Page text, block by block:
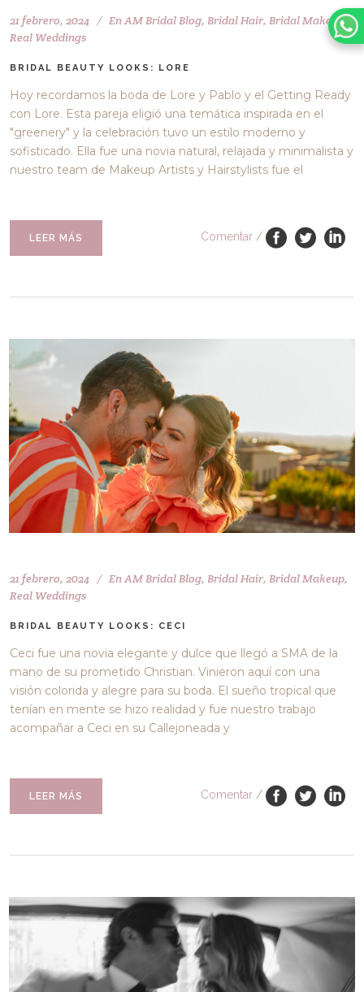
21 febrero, 2024 EnAM Bridal Blog, Bridal Hair, Bridal Makeup,
Real Weddings
BRIDAL BEAUTY LOOKS: LORE
Hoy recordamos la boda de Lore y Pablo y el Getting Ready
con Lore. Esta pareja eligió una temática inspirada en el
"greenery" y la celebración tuvo un estilo moderno y
sofisticado. Ella fue una novia natural, relajada y minimalista y
nuestro team de Makeup Artists y Hairstylists fue el
LEER MÁS Comentar /
21 febrero, 2024 EnAM Bridal Blog, Bridal Hair, Bridal Makeup,
Real Weddings
BRIDAL BEAUTY LOOKS: CECI
Ceci fue una novia elegante y dulce que llegó a SMA de la
mano de su prometido Christian. Vinieron aquí con una
visión colorida y alegre para su boda. El sueño tropical que
tenían en mente se hizo realidad y fue nuestro trabajo
acompañar a Ceci en su Callejoneada y
LEER MÁS Comentar /